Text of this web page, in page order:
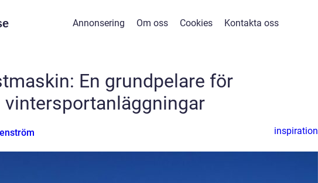
Annonsering Om oss Cookies Kontakta oss
En grundpelare för
vintersportanläggningar
inspiration